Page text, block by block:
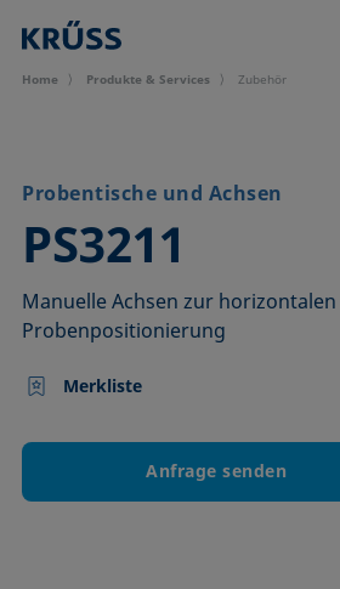
Home Produkte & Services Zubehör
Probentische und Achsen
PS3211
–
Manuelle Achsen zur horizontalen
Probenpositionierung
Merkliste
Anfrage senden